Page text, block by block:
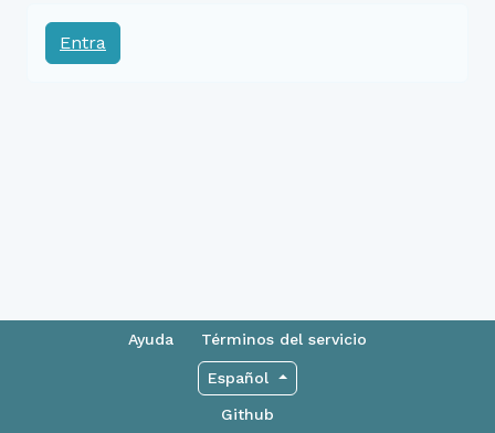
Entra
Ayuda Términos del servicio
Español
Github